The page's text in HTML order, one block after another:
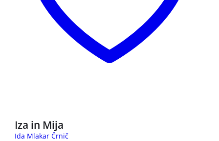
Iza in Mija
Ida Mlakar Črnič